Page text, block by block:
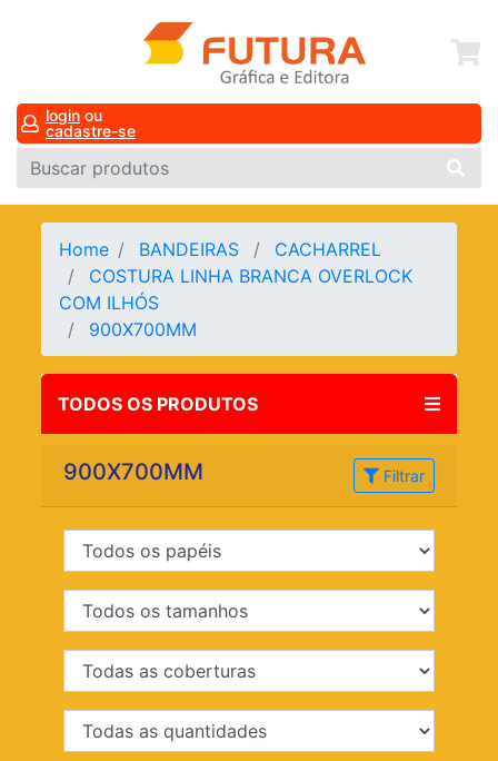
login ou
cadastre-se
Home BANDEIRAS
CACHARREL
COSTURA LINHA BRANCA OVERLOCK
COM ILHÓS
900X700MM
TODOS OS PRODUTOS
900X700MM Filtrar